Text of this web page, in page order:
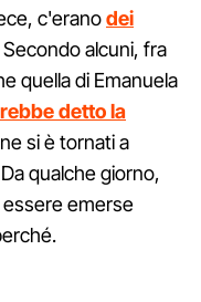
c'eranodei
Secondo alcuni, fra
quella di Emanuela
detto la
si è tornati a
qualche giorno,
essere emerse